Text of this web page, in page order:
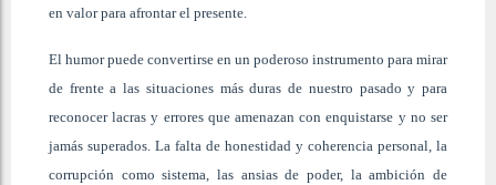
en valor para afrontar el presente.
El humor puede convertirse en un poderoso instrumento para mirar
de frente a las situaciones más duras de nuestro pasado y para
reconocer lacras y errores que amenazan con enquistarse y no ser
jamás superados. La falta de honestidad y coherencia personal, la
corrupción como sistema, las ansias de poder, la ambición de